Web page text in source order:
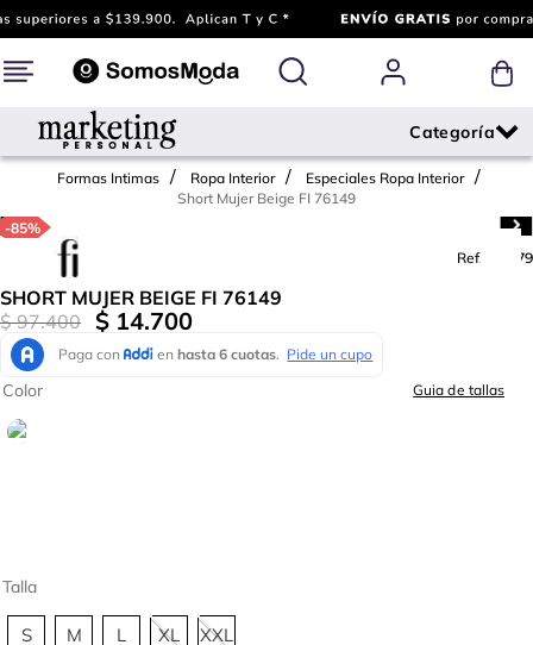
Formas Intimas Ropa Interior
Especiales Ropa Interior
Short Mujer Beige FI 76149
-85%
Ref.
605179
SHORT MUJER BEIGE FI 76149
$ 97.400 $ 14.700
Talla
S M L XL XXL
Color Guia de tallas